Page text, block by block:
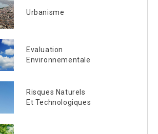
Urbanisme
Evaluation
Environnementale
Risques Naturels
Et Technologiques